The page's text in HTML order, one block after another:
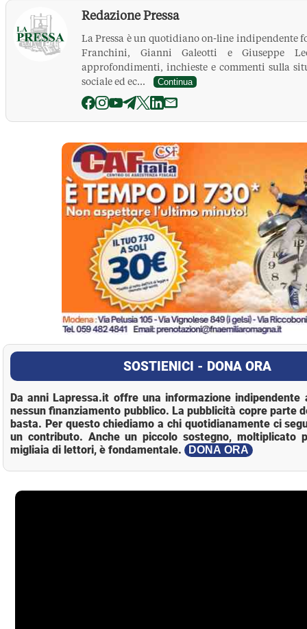
Redazione Pressa
La Pressa è un quotidiano on-line indipendente
Franchini, Gianni Galeotti e Giuseppe
approfondimenti, inchieste e commenti sulla
sociale ed ec...
Continua
SOSTIENICI - DONA ORA
Da anni Lapressa.it offre una informazione indipendente
nessun finanziamento pubblico. La pubblicità copre parte
basta. Per questo chiediamo a chi quotidianamente ci
un contributo. Anche un piccolo sostegno, moltiplicato
migliaia di lettori, è fondamentale.
DONA ORA